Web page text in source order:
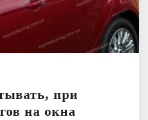
при
на окна